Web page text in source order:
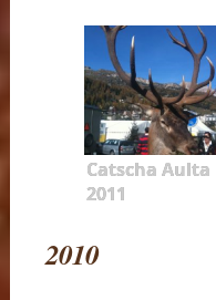
Catscha Aulta
2011
2010